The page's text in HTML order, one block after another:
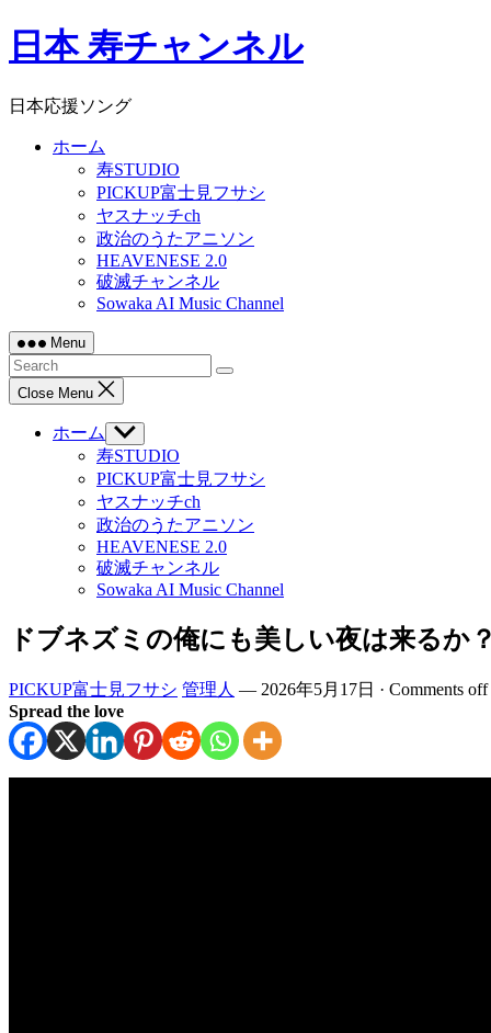
Skip
to日本 寿チャンネル
日本応援ソング
ホーム
寿STUDIO
PICKUP富士見フサシ
ヤスナッチch
政治のうたアニソン
HEAVENESE 2.0
破滅チャンネル
Sowaka AI Music Channel
Menu
Close Menu
ホーム
Show
sub
menu
寿STUDIO
PICKUP富士見フサシ
ヤスナッチch
政治のうたアニソン
HEAVENESE 2.0
破滅チャンネル
Sowaka AI Music Channel
ドブネズミの俺にも美しい夜は来るか
PICKUP富士見フサシ 管理人 — 2026年5月17日 · Comments off
Spread the love